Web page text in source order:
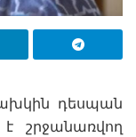
դեսպան
շրջանառվող